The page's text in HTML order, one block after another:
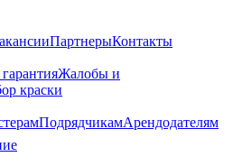
ПартнерыКонтакты
Жалобы и
краски
ПодрядчикамАрендодателям